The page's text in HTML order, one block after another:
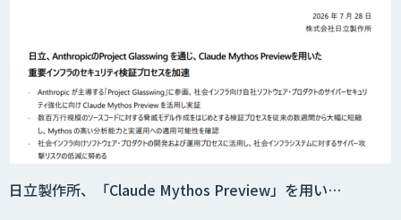
ニーズを理解する対話型AIエージェント
Web接客を進化させる対話型AIエージェ
ント「AI’mON for WEB」
AIエージェント構築支援サービス
日立製作所、「Claude Mythos Preview」を用い…